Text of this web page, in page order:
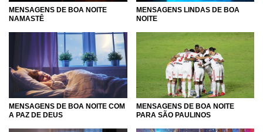
MENSAGENS DE BOA NOITE
NAMASTÊ
MENSAGENS LINDAS DE BOA
NOITE
MENSAGENS DE BOA NOITE COM
A PAZ DE DEUS
MENSAGENS DE BOA NOITE
PARA SÃO PAULINOS